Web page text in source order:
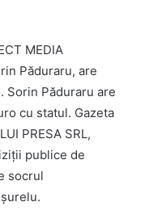
MEDIA
Păduraru, are
Sorin Păduraru are
cu statul. Gazeta
PRESA SRL,
publice de
socrul